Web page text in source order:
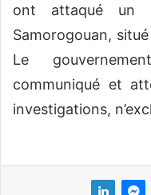
ont attaqué un
Samorogouan,
Le
communiqué et
investigations,